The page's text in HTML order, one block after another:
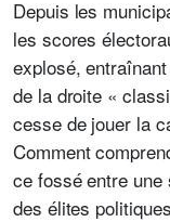
Depuis les
les scores
explosé,
de la droite «
cesse de jouer la
Comment
ce fossé entre
des élites